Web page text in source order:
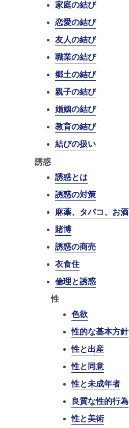
家庭の結び
恋愛の結び
友人の結び
職業の結び
郷土の結び
親子の結び
婚姻の結び
教育の結び
結びの扱い
誘惑
誘惑とは
誘惑の対策
麻薬、タバコ、お酒
賭博
誘惑の商売
衣食住
倫理と誘惑
性
色欲
性的な基本方針
性と出産
性と同意
性と未成年者
良質な性的行為
性と美術